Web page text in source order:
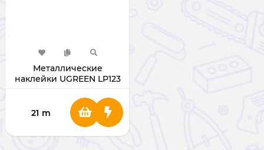
Металлические
наклейки UGREEN LP123
21 m